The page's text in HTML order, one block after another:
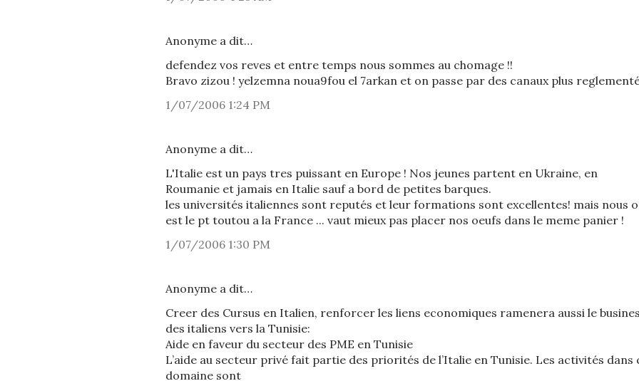
Anonyme a dit…
defendez vos reves et entre temps nous sommes au chomage !!
Bravo zizou ! yelzemna noua9fou el 7arkan et on passe par des canaux plus
1/07/2006 1:24 PM
Anonyme a dit…
L'Italie est un pays tres puissant en Europe ! Nos jeunes partent en Ukraine, en
Roumanie et jamais en Italie sauf a bord de petites barques.
les universités italiennes sont reputés et leur formations sont excellentes! mais nous
est le pt toutou a la France ... vaut mieux pas placer nos oeufs dans le meme panier !
1/07/2006 1:30 PM
Anonyme a dit…
Creer des Cursus en Italien, renforcer les liens economiques ramenera aussi le
des italiens vers la Tunisie:
Aide en faveur du secteur des PME en Tunisie
L’aide au secteur privé fait partie des priorités de l’Italie en Tunisie. Les activités dans
domaine sont